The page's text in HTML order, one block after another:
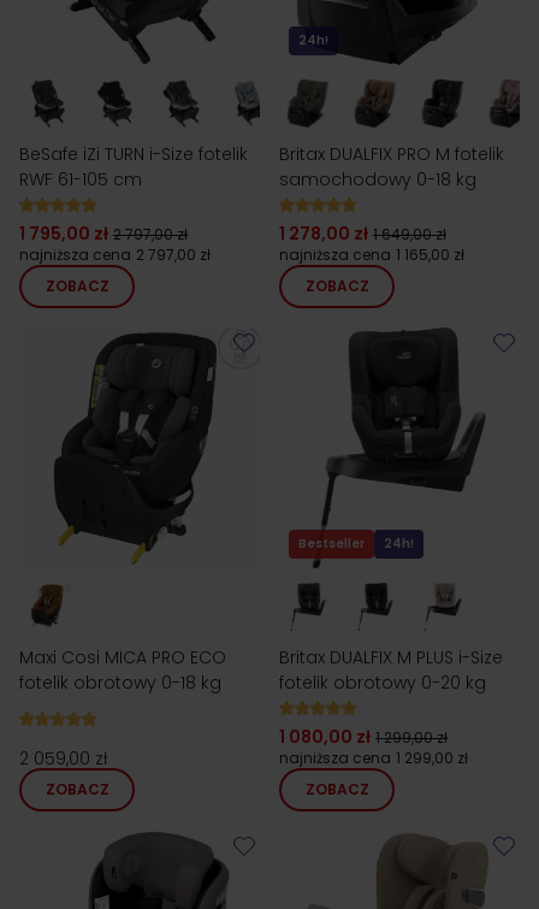
BeSafe iZi TURN i-Size fotelik
RWF 61-105 cm
1 795,00 zł 2 797,00 zł
najniższa cena 2 797,00 zł
ZOBACZ
24h!
Britax DUALFIX PRO M fotelik
samochodowy 0-18 kg
1 278,00 zł 1 649,00 zł
najniższa cena 1 165,00 zł
ZOBACZ
Maxi Cosi MICA PRO ECO
fotelik obrotowy 0-18 kg
2 059,00 zł
ZOBACZ
Bestseller 24h!
Britax DUALFIX M PLUS i-Size
fotelik obrotowy 0-20 kg
1 080,00 zł 1 299,00 zł
najniższa cena 1 299,00 zł
ZOBACZ